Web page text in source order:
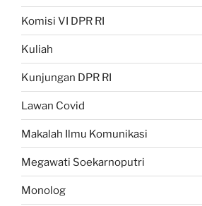
Komisi VI DPR RI
Kuliah
Kunjungan DPR RI
Lawan Covid
Makalah Ilmu Komunikasi
Megawati Soekarnoputri
Monolog